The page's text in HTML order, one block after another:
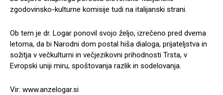
zgodovinsko-kulturne komisije tudi na italijanski strani.
Ob tem je dr. Logar ponovil svojo željo, izrečeno pred dvema
letoma, da bi Narodni dom postal hiša dialoga, prijateljstva in
sožitja v večkulturni in večjezikovni prihodnosti Trsta, v
Evropski uniji miru, spoštovanja razlik in sodelovanja.
Vir: www.anzelogar.si